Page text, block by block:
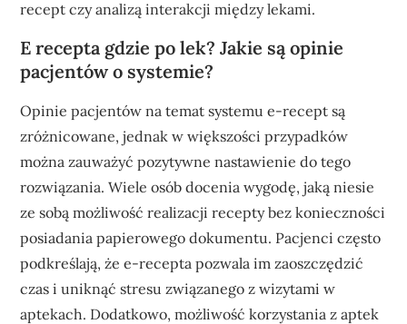
recept czy analizą interakcji między lekami.
E recepta gdzie po lek? Jakie są opinie
pacjentów o systemie?
Opinie pacjentów na temat systemu e-recept są
zróżnicowane, jednak w większości przypadków
można zauważyć pozytywne nastawienie do tego
rozwiązania. Wiele osób docenia wygodę, jaką niesie
ze sobą możliwość realizacji recepty bez konieczności
posiadania papierowego dokumentu. Pacjenci często
podkreślają, że e-recepta pozwala im zaoszczędzić
czas i uniknąć stresu związanego z wizytami w
aptekach. Dodatkowo, możliwość korzystania z aptek